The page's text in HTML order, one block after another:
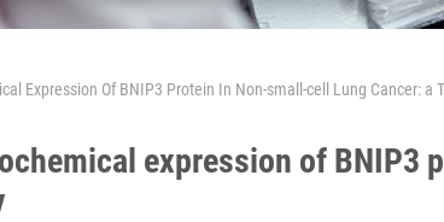
Expression Of BNIP3 Protein In Non-small-cell Lung Cancer: a
expression of